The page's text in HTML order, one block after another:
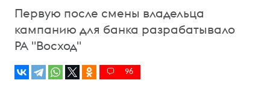
Первую после смены владельца
кампанию для банка разрабатывало
РА "Восход"
96